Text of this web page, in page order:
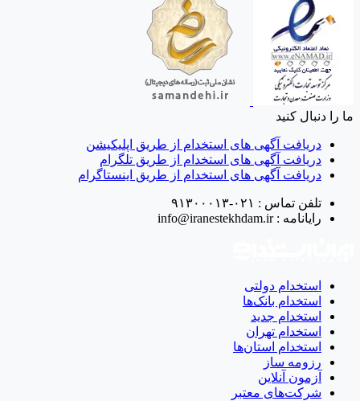
ما را دنبال کنید
دریافت آگهی های استخدام از طریق اپلیکیشن
دریافت آگهی های استخدام از طریق تلگرام
دریافت آگهی های استخدام از طریق اینستاگرام
تلفن تماس : ۰۲۱-۹۱۳۰۰۰۱۳
رایانامه :info@iranestekhdam.ir
استخدام دولتی
استخدام بانک‌ها
استخدام جدید
استخدام تهران
استخدام استان‌ها
رزومه ساز
آزمون آنلاین
شرکت‌های معتبر